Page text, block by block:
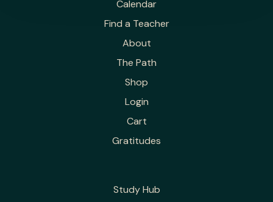
Calendar
Find a Teacher
About
The Path
Shop
Login
Cart
Gratitudes
Study Hub